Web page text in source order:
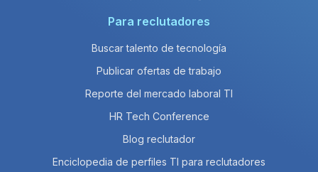
Para reclutadores
Buscar talento de tecnología
Publicar ofertas de trabajo
Reporte del mercado laboral TI
HR Tech Conference
Blog reclutador
Enciclopedia de perfiles TI para reclutadores